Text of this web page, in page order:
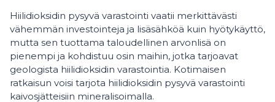
Hiilidioksidin pysyvä varastointi vaatii merkittävästi
vähemmän investointeja ja lisäsähköä kuin hyötykäyttö,
mutta sen tuottama taloudellinen arvonlisä on
pienempi ja kohdistuu osin maihin, jotka tarjoavat
geologista hiilidioksidin varastointia. Kotimaisen
ratkaisun voisi tarjota hiilidioksidin pysyvä varastointi
kaivosjätteisiin mineralisoimalla.